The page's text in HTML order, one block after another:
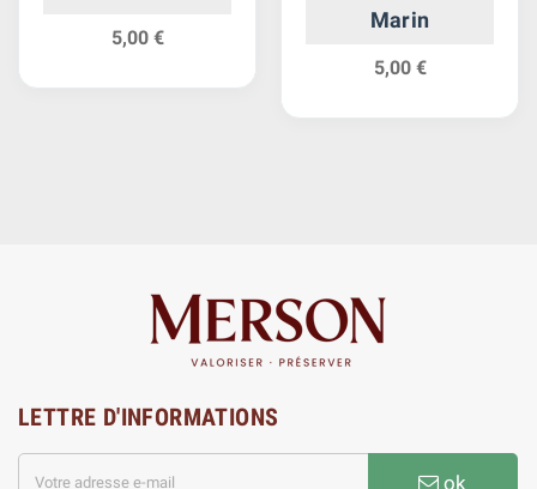
5,00 €
Marin
5,00 €
LETTRE D'INFORMATIONS
ok